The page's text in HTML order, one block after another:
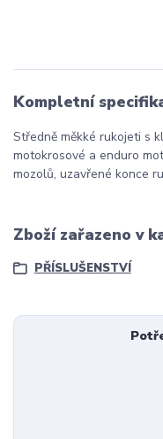
Kompletní
Středně měkké rukojeti s
motokrosové a enduro
mozolů, uzavřené konce
Zboží zařazeno v
PŘÍSLUŠENSTVÍ